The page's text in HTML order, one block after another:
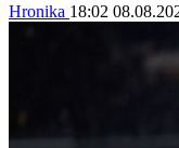
Hronika 18:02